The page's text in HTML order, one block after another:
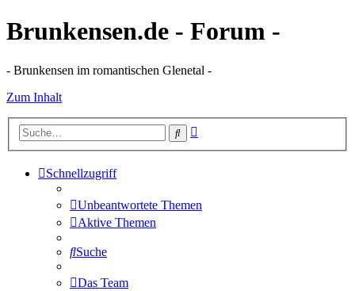
Brunkensen.de - Forum -
- Brunkensen im romantischen Glenetal -
Zum Inhalt
Suche
Schnellzugriff
Unbeantwortete Themen
Aktive Themen
Suche
Das Team